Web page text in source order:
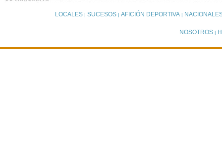
LOCALES| SUCESOS| AFICIÓN DEPORTIVA|
NOSOTROS |